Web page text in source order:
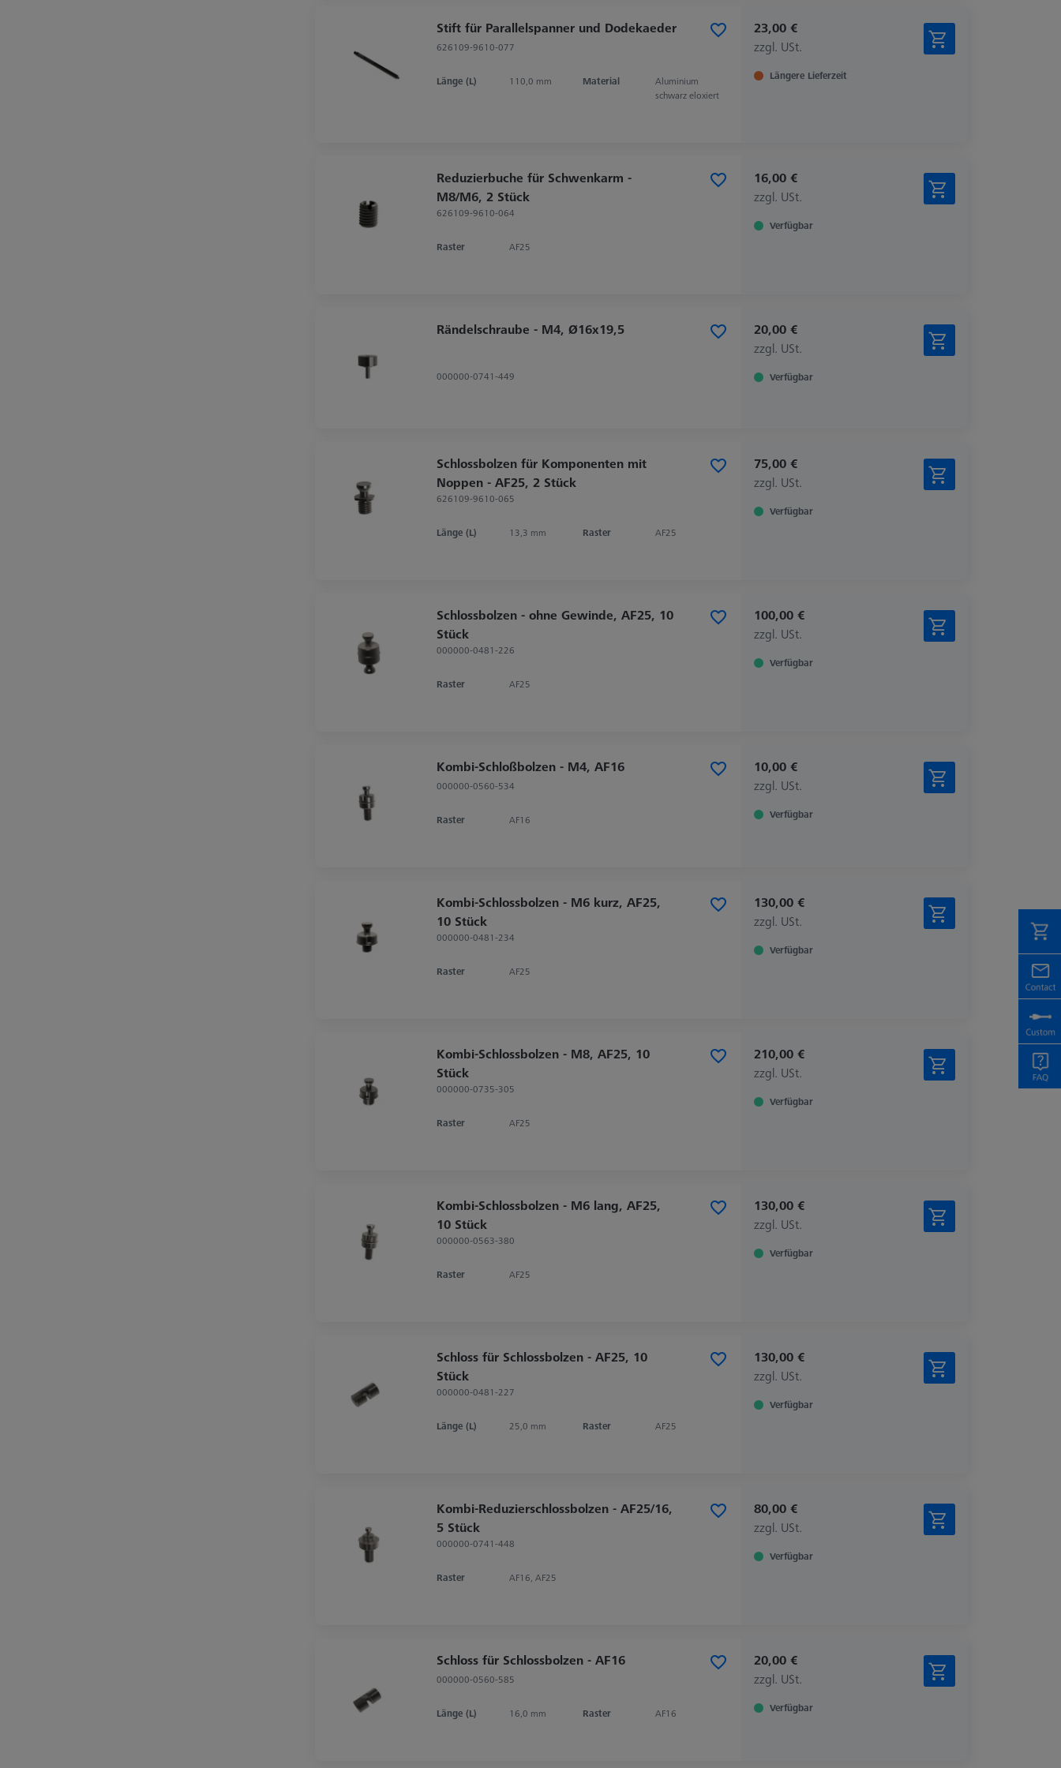
Stift für Parallelspanner und Dodekaeder
626109-9610-077
Länge (L) 110,0 mm Material
Aluminium
schwarz eloxiert
23,00 €
zzgl. USt.
Längere Lieferzeit
Reduzierbuche für Schwenkarm -
M8/M6, 2 Stück
626109-9610-064
Raster AF25
16,00 €
zzgl. USt.
Verfügbar
Rändelschraube - M4, Ø16x19,5
000000-0741-449
20,00 €
zzgl. USt.
Verfügbar
Schlossbolzen für Komponenten mit
Noppen - AF25, 2 Stück
626109-9610-065
Länge (L) 13,3 mm Raster AF25
75,00 €
zzgl. USt.
Verfügbar
Schlossbolzen - ohne Gewinde, AF25, 10
Stück
000000-0481-226
Raster AF25
100,00 €
zzgl. USt.
Verfügbar
Kombi-Schloßbolzen - M4, AF16
000000-0560-534
Raster AF16
10,00 €
zzgl. USt.
Verfügbar
Kombi-Schlossbolzen - M6 kurz, AF25,
10 Stück
000000-0481-234
Raster AF25
130,00 €
zzgl. USt.
Verfügbar
Kombi-Schlossbolzen - M8, AF25, 10
Stück
000000-0735-305
Raster AF25
210,00 €
zzgl. USt.
Verfügbar
Kombi-Schlossbolzen - M6 lang, AF25,
10 Stück
000000-0563-380
Raster AF25
130,00 €
zzgl. USt.
Verfügbar
Schloss für Schlossbolzen - AF25, 10
Stück
000000-0481-227
Länge (L) 25,0 mm Raster AF25
130,00 €
zzgl. USt.
Verfügbar
Kombi-Reduzierschlossbolzen - AF25/16,
5 Stück
000000-0741-448
Raster AF16, AF25
80,00 €
zzgl. USt.
Verfügbar
Schloss für Schlossbolzen - AF16
000000-0560-585
Länge (L) 16,0 mm Raster AF16
20,00 €
zzgl. USt.
Verfügbar